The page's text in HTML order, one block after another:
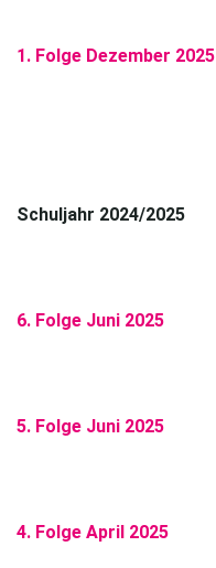
1. Folge Dezember 2025
Schuljahr 2024/2025
6. Folge Juni 2025
5. Folge Juni 2025
4. Folge April 2025